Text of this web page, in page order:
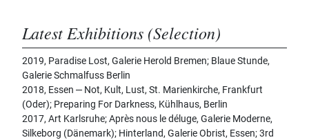
Latest Exhibitions (Selection)
2019, Paradise Lost, Galerie Herold Bremen; Blaue Stunde,
Galerie Schmalfuss Berlin
2018, Essen ‒ Not, Kult, Lust, St. Marienkirche, Frankfurt
(Oder); Preparing For Darkness, Kühlhaus, Berlin
2017, Art Karlsruhe; Après nous le déluge, Galerie Moderne,
Silkeborg (Dänemark); Hinterland, Galerie Obrist, Essen; 3rd